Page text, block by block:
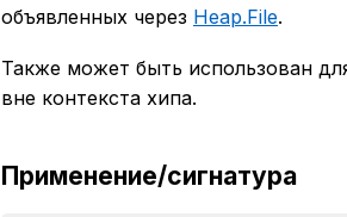
объявленных через Heap.File.
Также может быть использован
вне контекста хипа.
Применение/сигнатура